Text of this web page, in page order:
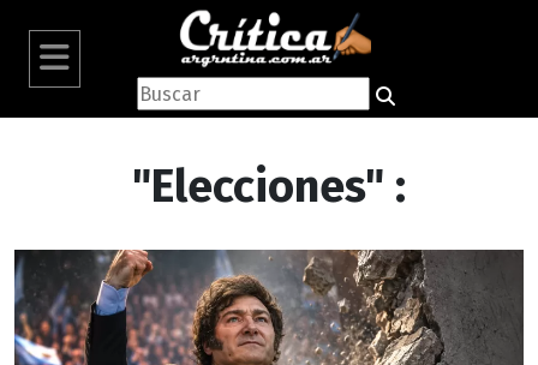
"Elecciones" :